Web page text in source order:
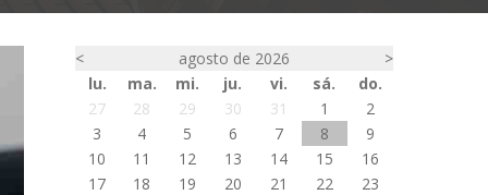
< agosto de 2026
>
lu.
ma. mi. ju. vi. sá.
do.
27
28 29 30 31 1
2
3
4 5 6 7 8
9
10
11 12 13 14 15
16
17
18 19 20 21 22
23